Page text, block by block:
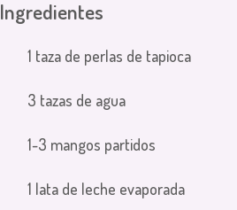
Ingredientes
1 taza de perlas de tapioca
3 tazas de agua
1-3 mangos partidos
1 lata de leche evaporada